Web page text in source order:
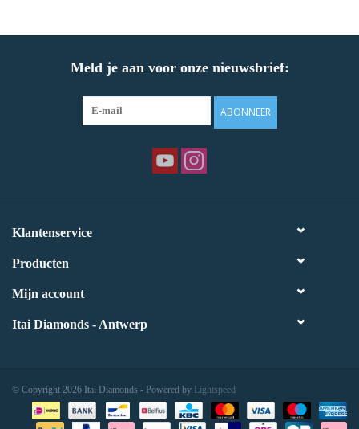
Meld je aan voor onze nieuwsbrief:
ABONNEER
Klantenservice
Producten
Mijn account
Itai Diamonds - Antwerp
© Copyright 2026 Itai Diamonds - Powered by Lightspeed